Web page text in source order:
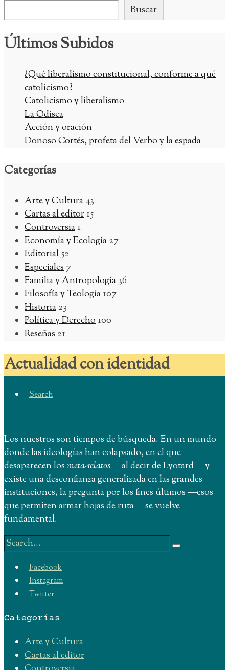
Buscar
Últimos Subidos
¿Qué liberalismo constitucional, conforme a qué
catolicismo?
Catolicismo y liberalismo
La Odisea
Acción y oración
Donoso Cortés, profeta del Verbo y la espada
Categorías
Arte y Cultura43
Cartas al editor15
Controversia1
Economía y Ecología27
Editorial52
Especiales7
Familia y Antropología36
Filosofía y Teología107
Historia23
Política y Derecho100
Reseñas21
Actualidad con identidad
Search
Los nuestros son tiempos de búsqueda. En un mundo
donde las ideologías han colapsado, en el que
desaparecen losmeta-relatos―al decir de Lyotard― y
existe una desconfianza generalizada en las grandes
instituciones, la pregunta por los fines últimos ―esos
que permiten armar hojas de ruta― se vuelve
fundamental.
Buscar:
Facebook
Instagram
Twitter
Categorías
Arte y Cultura
Cartas al editor